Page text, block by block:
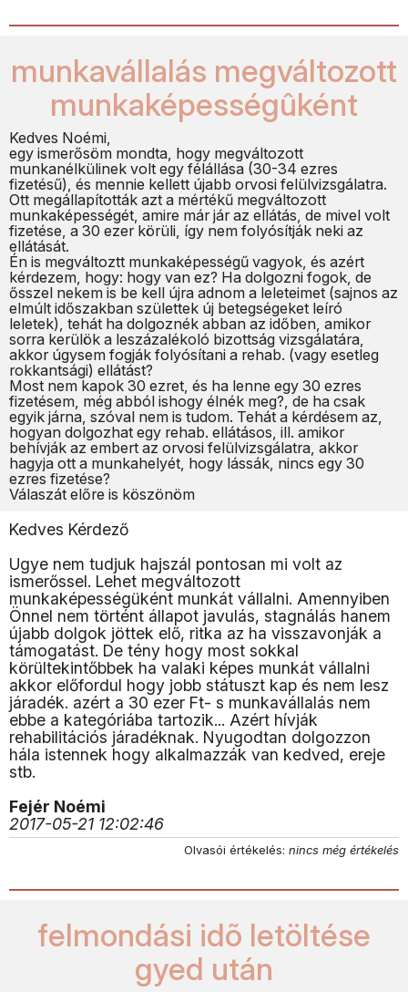
munkavállalás megváltozott
munkaképességûként
Kedves Noémi,
egy ismerősöm mondta, hogy megváltozott
munkanélkülinek volt egy félállása (30-34 ezres
fizetésű), és mennie kellett újabb orvosi felülvizsgálatra.
Ott megállapították azt a mértékű megváltozott
munkaképességét, amire már jár az ellátás, de mivel volt
fizetése, a 30 ezer körüli, így nem folyósítják neki az
ellátását.
Én is megváltoztt munkaképességű vagyok, és azért
kérdezem, hogy: hogy van ez? Ha dolgozni fogok, de
ősszel nekem is be kell újra adnom a leleteimet (sajnos az
elmúlt időszakban születtek új betegségeket leíró
leletek), tehát ha dolgoznék abban az időben, amikor
sorra kerülök a leszázalékoló bizottság vizsgálatára,
akkor úgysem fogják folyósítani a rehab. (vagy esetleg
rokkantsági) ellátást?
Most nem kapok 30 ezret, és ha lenne egy 30 ezres
fizetésem, még abból ishogy élnék meg?, de ha csak
egyik járna, szóval nem is tudom. Tehát a kérdésem az,
hogyan dolgozhat egy rehab. ellátásos, ill. amikor
behívják az embert az orvosi felülvizsgálatra, akkor
hagyja ott a munkahelyét, hogy lássák, nincs egy 30
ezres fizetése?
Válaszát előre is köszönöm
Kedves Kérdező
Ugye nem tudjuk hajszál pontosan mi volt az
ismerőssel. Lehet megváltozott
munkaképességüként munkát vállalni. Amennyiben
Önnel nem történt állapot javulás, stagnálás hanem
újabb dolgok jöttek elő, ritka az ha visszavonják a
támogatást. De tény hogy most sokkal
körültekintőbbek ha valaki képes munkát vállalni
akkor előfordul hogy jobb státuszt kap és nem lesz
járadék. azért a 30 ezer Ft- s munkavállalás nem
ebbe a kategóriába tartozik... Azért hívják
rehabilitációs járadéknak. Nyugodtan dolgozzon
hála istennek hogy alkalmazzák van kedved, ereje
stb.
Fejér Noémi
2017-05-21 12:02:46
Olvasói értékelés: nincs még értékelés
felmondási idõ letöltése
gyed után